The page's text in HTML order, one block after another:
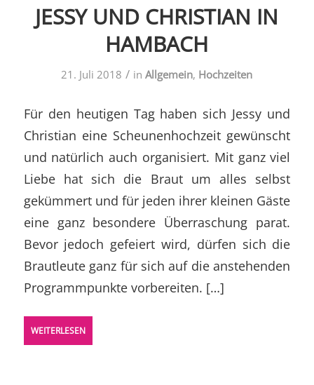
JESSY UND CHRISTIAN IN
HAMBACH
21. Juli 2018 / inAllgemein, Hochzeiten
Für den heutigen Tag haben sich Jessy und
Christian eine Scheunenhochzeit gewünscht
und natürlich auch organisiert. Mit ganz viel
Liebe hat sich die Braut um alles selbst
gekümmert und für jeden ihrer kleinen Gäste
eine ganz besondere Überraschung parat.
Bevor jedoch gefeiert wird, dürfen sich die
Brautleute ganz für sich auf die anstehenden
Programmpunkte vorbereiten. […]
WEITERLESEN